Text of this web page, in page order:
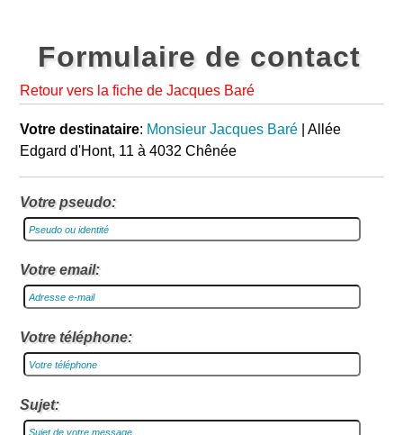
Formulaire de contact
Retour vers la fiche de Jacques Baré
Votre destinataire: Monsieur Jacques Baré | Allée
Edgard d'Hont, 11 à 4032 Chênée
Votre pseudo:
Votre email:
Votre téléphone:
Sujet: